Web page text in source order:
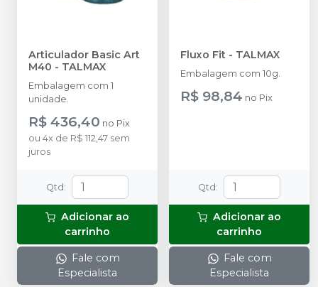
Articulador Basic Art
M40 - TALMAX
Embalagem com 1
unidade.
R$ 436,40 no Pix
ou 4x de R$ 112,47 sem
juros
Qtd :
Adicionar ao
carrinho
Fale com
Especialista
Fluxo Fit - TALMAX
Embalagem com 10g.
R$ 98,84 no Pix
Qtd :
Adicionar ao
carrinho
Fale com
Especialista